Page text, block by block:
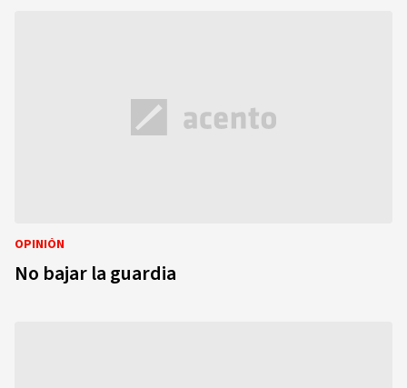
OPINIÓN
No bajar la guardia